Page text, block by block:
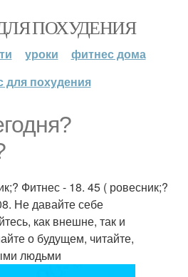
ПОХУДЕНИЯ
уроки
фитнес дома
для похудения
Фитнес - 18. 45 ( ровесник;?
Не давайте себе
как внешне, так и
о будущем, читайте,
людьми